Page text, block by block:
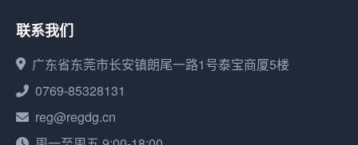
联系我们
广东省东莞市长安镇朗尾一路1号泰宝商厦5楼
0769-85328131
reg@regdg.cn